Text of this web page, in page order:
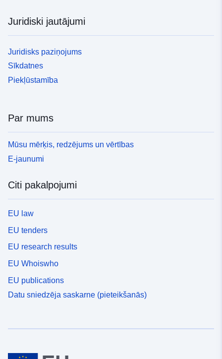
Juridiski jautājumi
Juridisks paziņojums
Sīkdatnes
Piekļūstamība
Par mums
Mūsu mērķis, redzējums un vērtības
E-jaunumi
Citi pakalpojumi
EU law
EU tenders
EU research results
EU Whoiswho
EU publications
Datu sniedzēja saskarne (pieteikšanās)